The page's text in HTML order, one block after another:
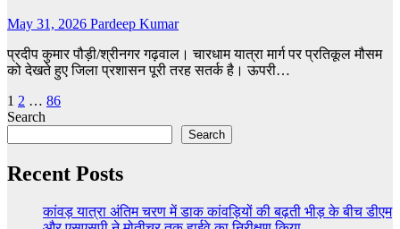
May 31, 2026 Pardeep Kumar
प्रदीप कुमार पौड़ी/श्रीनगर गढ़वाल। चारधाम यात्रा मार्ग पर प्रतिकूल मौसम
को देखते हुए जिला प्रशासन पूरी तरह सतर्क है। ऊपरी…
Posts
pagination
1 2 … 86
Search
Search
Recent Posts
कांवड़ यात्रा अंतिम चरण में डाक कांवड़ियों की बढ़ती भीड़ के बीच डीएम